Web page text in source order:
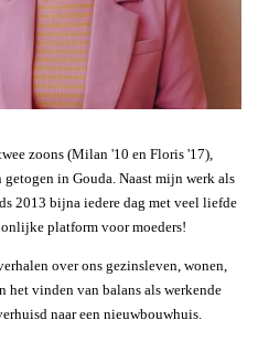
zoons (Milan '10 en Floris '17),
in Gouda. Naast mijn werk als
2013 bijna iedere dag met veel liefde
platform voor moeders!
over ons gezinsleven, wonen,
vinden van balans als werkende
naar een nieuwbouwhuis.